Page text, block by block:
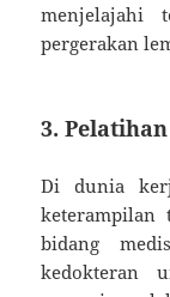
menjelajahi
pergerakan
3.
Di dunia
keterampilan
bidang
kedokteran